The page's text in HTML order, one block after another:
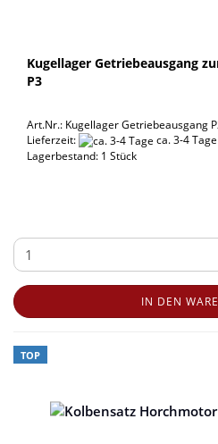
Kugellager Getriebeausgang
P3
Art.Nr.: Kugellager Getriebeausgang
Lieferzeit:
ca. 3-4 Tage
Lagerbestand: 1 Stück
IN DEN
TOP